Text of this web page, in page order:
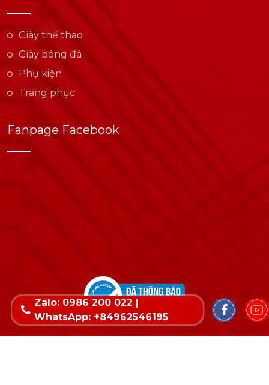
Giày thể thao
Giày bóng đá
Phụ kiện
Trang phục
Fanpage Facebook
Zalo: 0986 200 022 |
WhatsApp: +84962546195